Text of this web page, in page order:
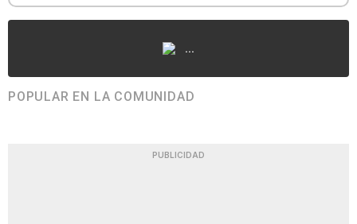
...
POPULAR EN LA COMUNIDAD
PUBLICIDAD